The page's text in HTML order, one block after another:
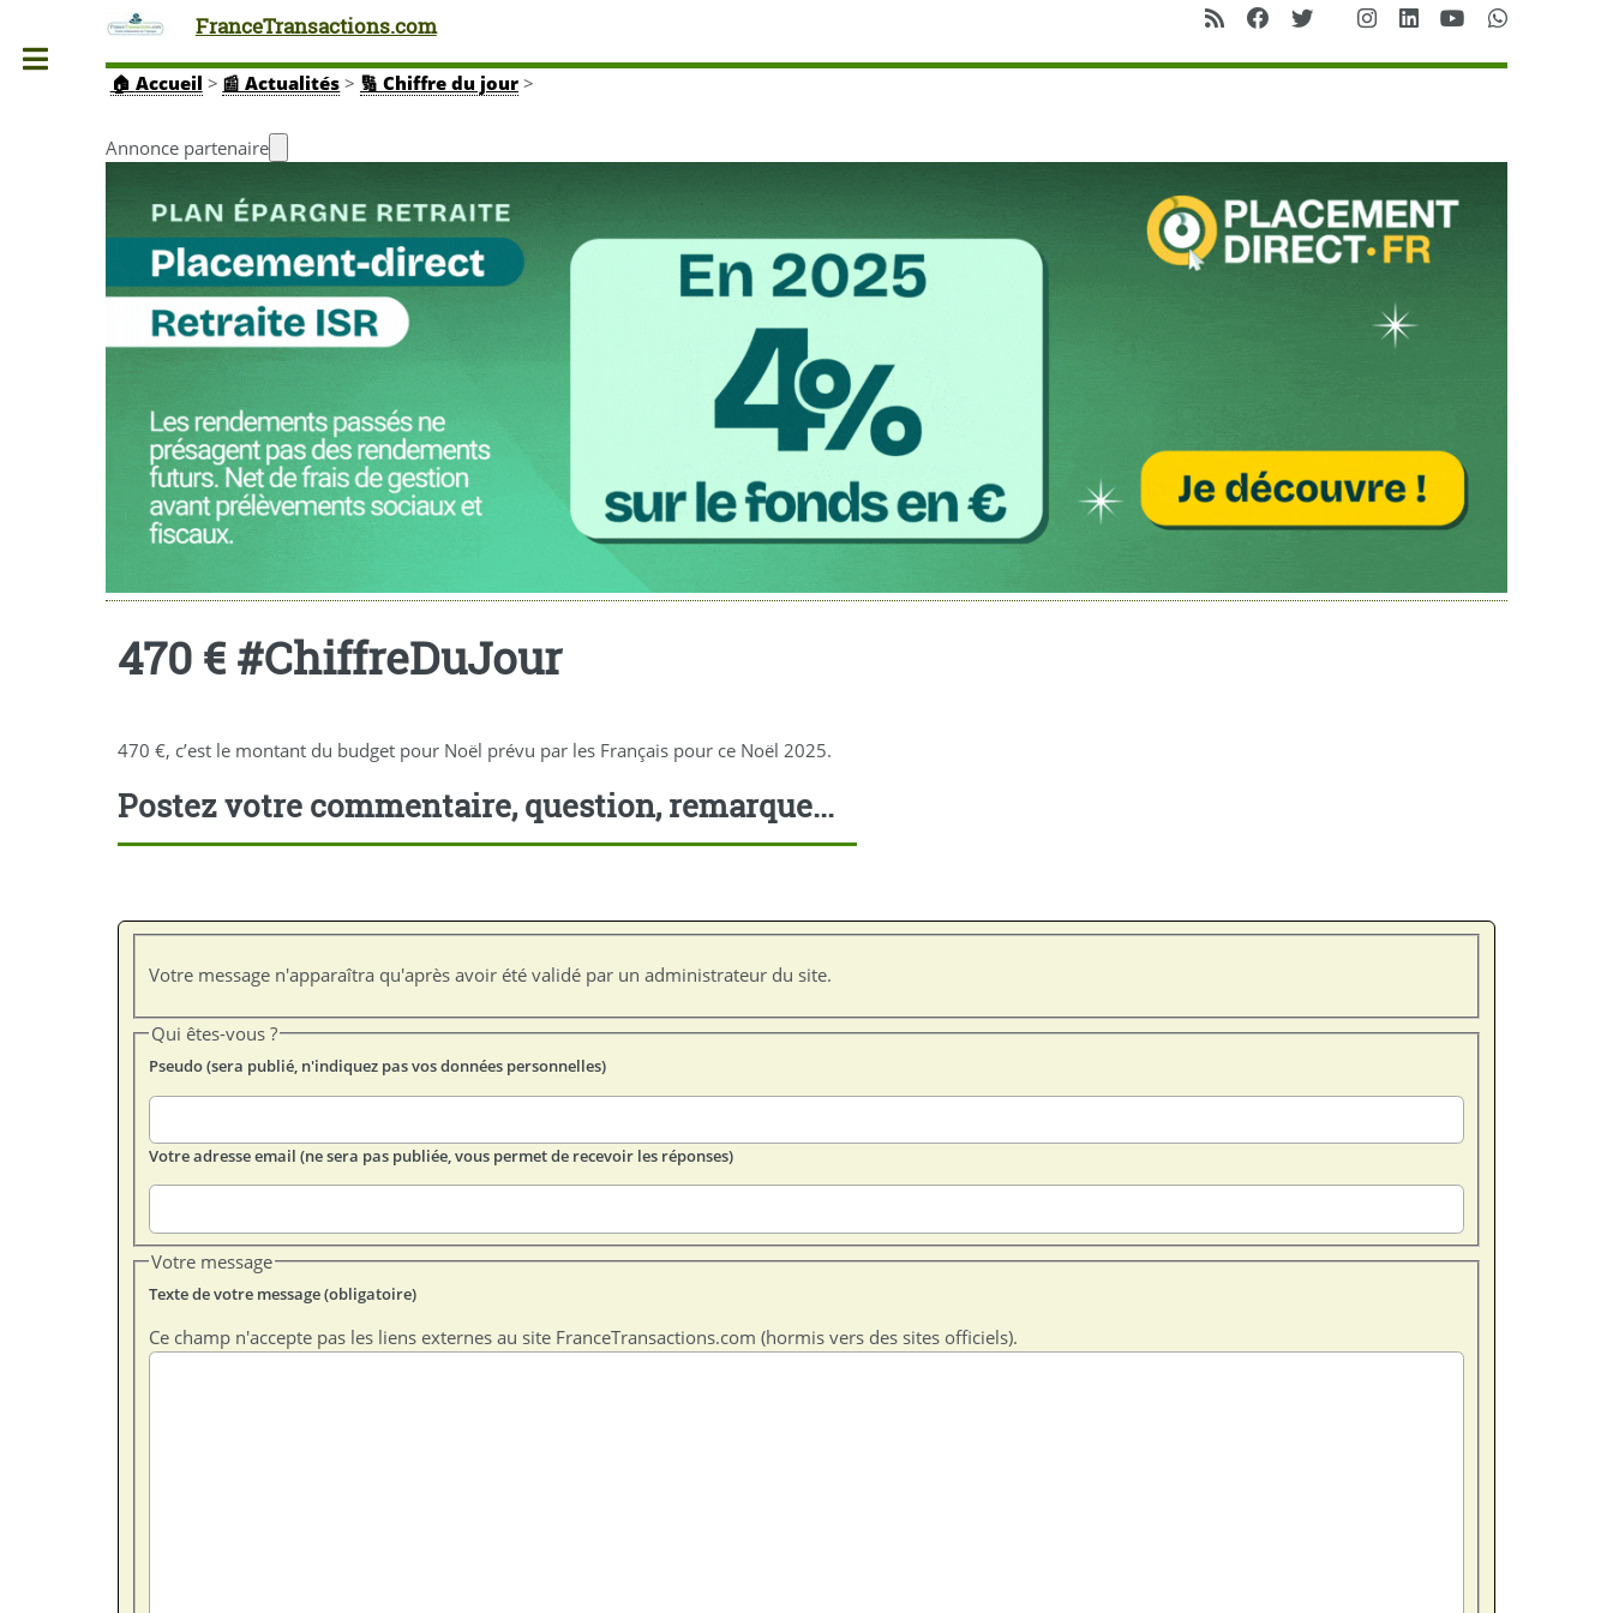
FranceTransactions.com
🏠 Accueil > 📰 Actualités > 🔢 Chiffre du jour>
Annonce partenaire
470 € #ChiffreDuJour
470 €, c’est le montant du budget pour Noël prévu par les Français pour ce Noël 2025.
Postez votre commentaire, question, remarque...
Votre message n'apparaîtra qu'après avoir été validé par un administrateur du site.
Qui êtes-vous ?
Pseudo (sera publié, n'indiquez pas vos données personnelles)
Votre adresse email (ne sera pas publiée, vous permet de recevoir les réponses)
Votre message
Texte de votre message (obligatoire)
Ce champ n'accepte pas les liens externes au site FranceTransactions.com (hormis vers des sites officiels).
Toggle